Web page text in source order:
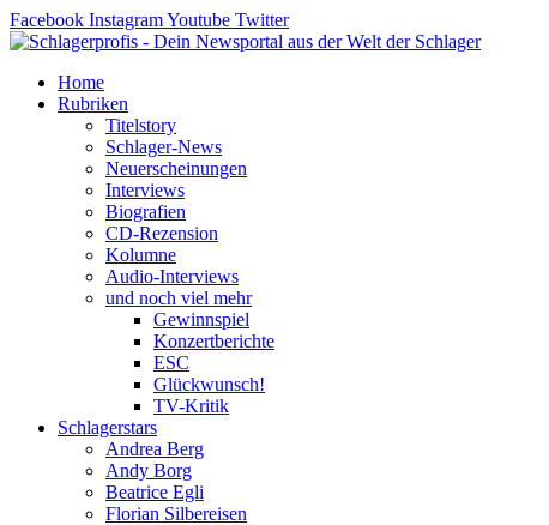
Zum
Inhalt
Facebook InstagramYoutube Twitter
Home
Rubriken
Titelstory
Schlager-News
Neuerscheinungen
Interviews
Biografien
CD-Rezension
Kolumne
Audio-Interviews
und noch viel mehr
Gewinnspiel
Konzertberichte
ESC
Glückwunsch!
TV-Kritik
Schlagerstars
Andrea Berg
Andy Borg
Beatrice Egli
Florian Silbereisen